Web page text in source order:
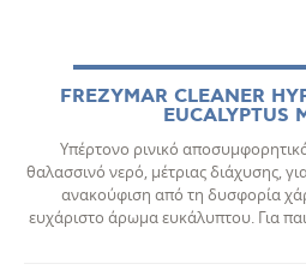
FREZYMAR CLEANER
EUCALYPTUS
Υπέρτονο ρινικό
θαλασσινό νερό, μέτριας διάχυσης,
ανακούφιση από τη δυσφορία
ευχάριστο άρωµα ευκάλυπτου. Για